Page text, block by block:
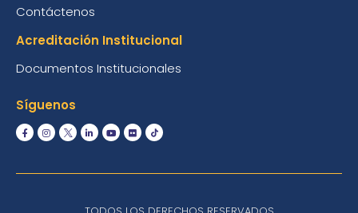
Contáctenos
Acreditación Institucional
Documentos Institucionales
Síguenos